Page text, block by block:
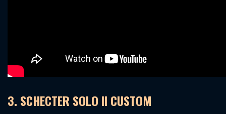
3. SCHECTER SOLO II CUSTOM